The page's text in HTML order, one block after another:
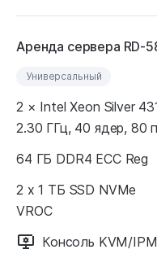
Аренда сервера RD-
Универсальный
2 × Intel Xeon Silver
2.30 ГГц, 40 ядер, 80
64 ГБ DDR4 ECC Reg
2 x 1 ТБ SSD NVMe
VROC
Консоль KVM/